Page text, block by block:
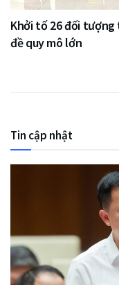
Khởi tố 26 đối
đề quy mô lớn
Tin cập nhật